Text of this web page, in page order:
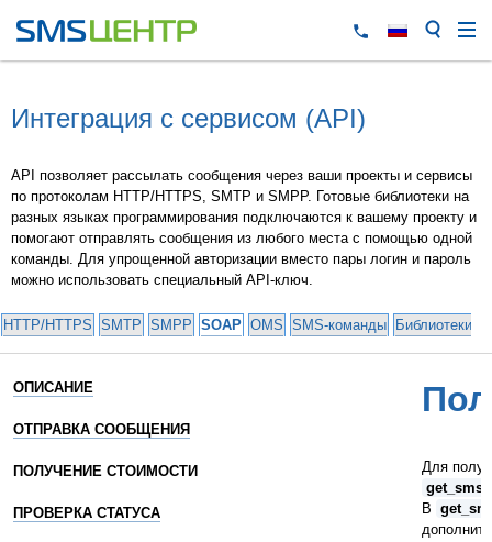
Интеграция с сервисом (API)
API позволяет рассылать сообщения через ваши проекты и сервисы
по протоколам HTTP/HTTPS, SMTP и SMPP. Готовые библиотеки на
разных языках программирования подключаются к вашему проекту и
помогают отправлять сообщения из любого места с помощью одной
команды. Для упрощенной авторизации вместо пары логин и пароль
можно использовать специальный API-ключ.
HTTP/HTTPS SMTP SMPP SOAP OMS SMS-команды Библиотеки
ОПИСАНИЕ
ОТПРАВКА СООБЩЕНИЯ
ПОЛУЧЕНИЕ СТОИМОСТИ
ПРОВЕРКА СТАТУСА
Для
В